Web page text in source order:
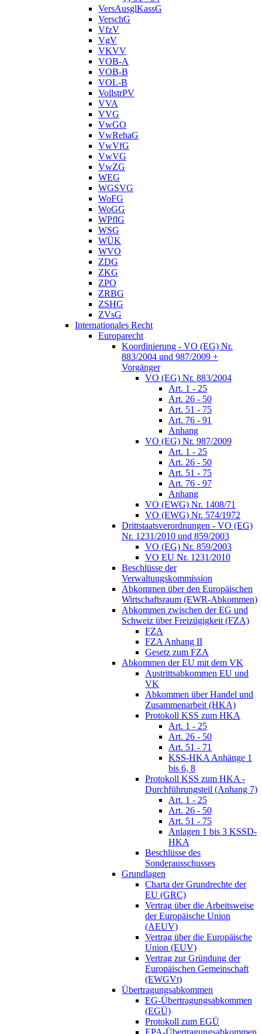
VersAusglKassG
VerschG
VfzV
VgV
VKVV
VOB-A
VOB-B
VOL-B
VollstrPV
VVA
VVG
VwGO
VwRehaG
VwVfG
VwVG
VwZG
WEG
WGSVG
WoFG
WoGG
WPflG
WSG
WÜK
WVO
ZDG
ZKG
ZPO
ZRBG
ZSHG
ZVsG
Internationales Recht
Europarecht
Koordinierung - VO (EG) Nr.
883/2004 und 987/2009 +
Vorgänger
VO (EG) Nr. 883/2004
Art. 1 - 25
Art. 26 - 50
Art. 51 - 75
Art. 76 - 91
Anhang
VO (EG) Nr. 987/2009
Art. 1 - 25
Art. 26 - 50
Art. 51 - 75
Art. 76 - 97
Anhang
VO (EWG) Nr. 1408/71
VO (EWG) Nr. 574/1972
Drittstaatsverordnungen - VO (EG)
Nr. 1231/2010 und 859/2003
VO (EG) Nr. 859/2003
VO EU Nr. 1231/2010
Beschlüsse der
Verwaltungskommission
Abkommen über den Europäischen
Wirtschaftsraum (EWR-Abkommen)
Abkommen zwischen der EG und
Schweiz über Freizügigkeit (FZA)
FZA
FZA Anhang II
Gesetz zum FZA
Abkommen der EU mit dem VK
Austrittsabkommen EU und
VK
Abkommen über Handel und
Zusammenarbeit (HKA)
Protokoll KSS zum HKA
Art. 1 - 25
Art. 26 - 50
Art. 51 - 71
KSS-HKA Anhänge 1
bis 6, 8
Protokoll KSS zum HKA -
Durchführungsteil (Anhang 7)
Art. 1 - 25
Art. 26 - 50
Art. 51 - 75
Anlagen 1 bis 3 KSSD-
HKA
Beschlüsse des
Sonderausschusses
Grundlagen
Charta der Grundrechte der
EU (GRC)
Vertrag über die Arbeitsweise
der Europäische Union
(AEUV)
Vertrag über die Europäische
Union (EUV)
Vertrag zur Gründung der
Europäischen Gemeinschaft
(EWGVt)
Übertragungsabkommen
EG-Übertragungsabkommen
(EGÜ)
Protokoll zum EGÜ
EPA-Übertragungsabkommen